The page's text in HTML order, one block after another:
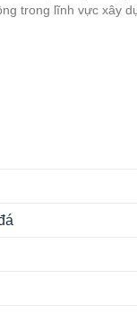
trong lĩnh vực xây